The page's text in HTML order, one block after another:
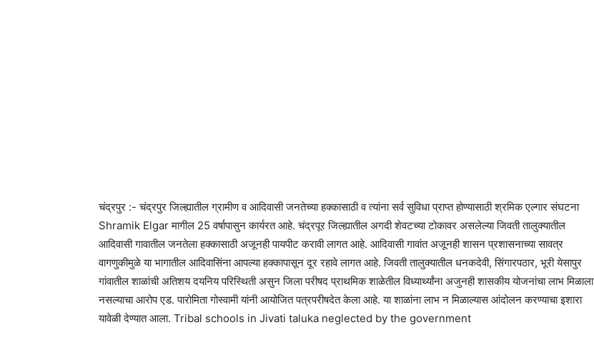
चंद्रपुर :- चंद्रपुर जिल्ह्यातील ग्रामीण व आदिवासी जनतेच्या हक्कासाठी व त्यांना सर्व सुविधा प्राप्त होण्यासाठी श्रमिक एल्गार संघटना
Shramik Elgar मागील 25 वर्षापासुन कार्यरत आहे. चंद्रपूर जिल्ह्यातील अगदी शेवटच्या टोकावर असलेल्या जिवती तालुक्यातील
आदिवासी गावातील जनतेला हक्कासाठी अजूनही पायपीट करावी लागत आहे. आदिवासी गावांत अजूनही शासन प्रशासनाच्या सावत्र
वागणुकीमुळे या भागातील आदिवासिंना आपल्या हक्कापासून दूर रहावे लागत आहे. जिवती तालुक्यातील धनकदेवी, सिंगारपठार, भूरी येसापुर
गांवातील शाळांची अतिशय दयनिय परिस्थिती असुन जिला परीषद प्राथमिक शाळेतील विध्यार्थ्यांना अजुनही शासकीय योजनांचा लाभ मिळाला
नसल्याचा आरोप एड. पारोमिता गोस्वामी यांनी आयोजित पत्रपरीषदेत केला आहे. या शाळांना लाभ न मिळाल्यास आंदोलन करण्याचा इशारा
यावेळी देण्यात आला. Tribal schools in Jivati ​​taluka neglected by the government